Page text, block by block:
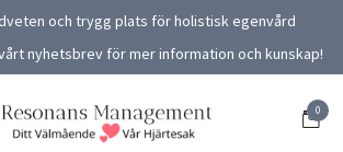
och trygg plats för holistisk egenvård
nyhetsbrev för mer information och kunskap!
0